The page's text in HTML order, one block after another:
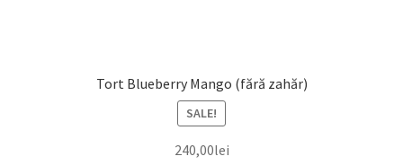
Tort Blueberry Mango (fără zahăr)
SALE!
240,00lei